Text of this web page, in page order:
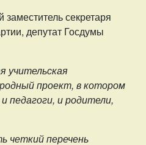
секретаря
депутат Госдумы
учительская
проект, в котором
педагоги, и родители,
четкий перечень